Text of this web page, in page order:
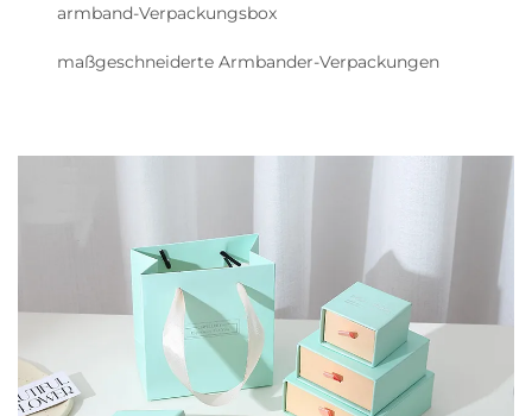
armband-Verpackungsbox
maßgeschneiderte Armbander-Verpackungen